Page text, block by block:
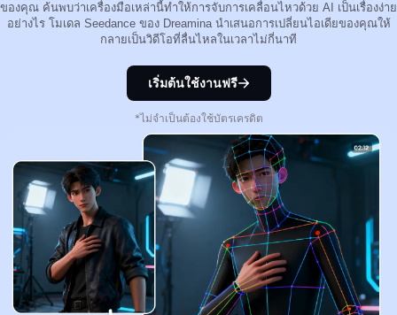
ของคุณ ค้นพบว่าเครื่องมือเหล่านี้ทำให้การจับการเคลื่อนไหวด้วย AI เป็นเรื่องง่าย
อย่างไร โมเดล Seedance ของ Dreamina นำเสนอการเปลี่ยนไอเดียของคุณให้
กลายเป็นวิดีโอที่ลื่นไหลในเวลาไม่กี่นาที
เริ่มต้นใช้งานฟรี
*ไม่จำเป็นต้องใช้บัตรเครดิต